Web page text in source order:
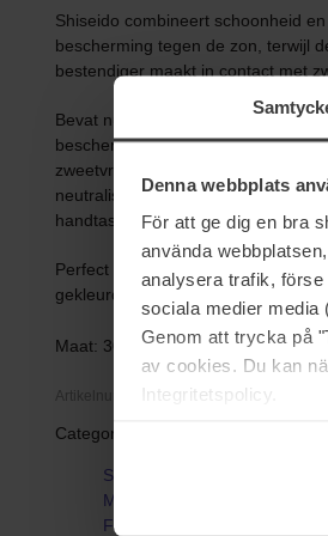
Denna webbplats
För att ge dig en bra
använda
analysera trafik,
sociala medier media
Genom att trycka på
av cookies. Du kan
Integritetspolicy.
Shiseido combineert schoonheid
bescherming tegen de zon, terwijl
bestendiger maakt in contact met
Bevat nu ook Quick Dry-
beschermt tegen UV-straling en
zweetvrij blijft. Tevens voorzien
neutraliseert. Wordt geleverd in
handtas past.
Perfect te gebruiken op het strand,
gekleurde zonnebrandcrème.
Maat: 30 ml
Artikelnummer: 76498
Categorieën:
Startpagina
Make-up
Foundation